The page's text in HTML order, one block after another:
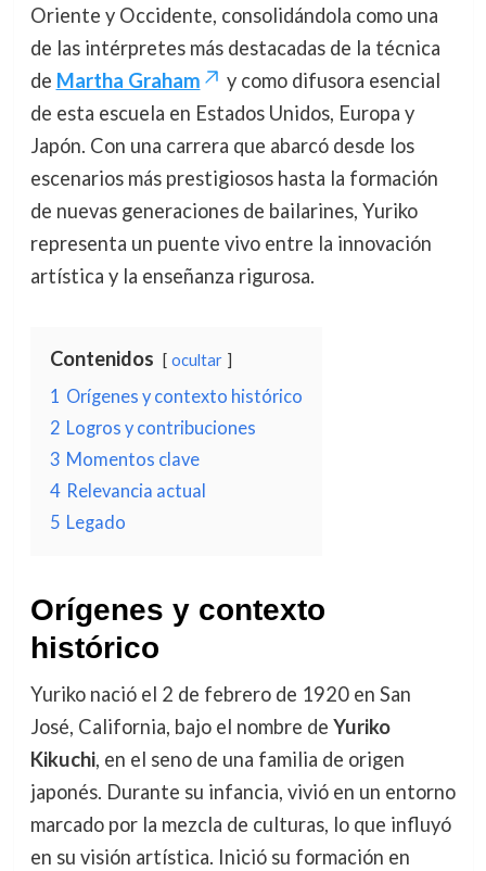
Oriente y Occidente, consolidándola como una
de las intérpretes más destacadas de la técnica
de Martha Graham
y como difusora esencial
de esta escuela en Estados Unidos, Europa y
Japón. Con una carrera que abarcó desde los
escenarios más prestigiosos hasta la formación
de nuevas generaciones de bailarines, Yuriko
representa un puente vivo entre la innovación
artística y la enseñanza rigurosa.
Contenidos ocultar
1 Orígenes y contexto histórico
2 Logros y contribuciones
3 Momentos clave
4 Relevancia actual
5 Legado
Orígenes y contexto
histórico
Yuriko nació el 2 de febrero de 1920 en San
José, California, bajo el nombre de Yuriko
Kikuchi, en el seno de una familia de origen
japonés. Durante su infancia, vivió en un entorno
marcado por la mezcla de culturas, lo que influyó
en su visión artística. Inició su formación en